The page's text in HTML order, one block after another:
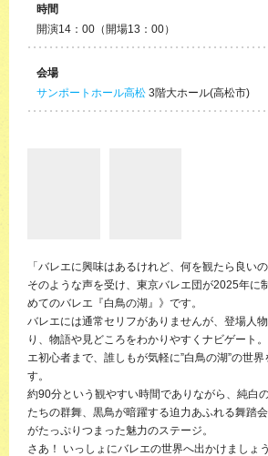
時間
開演14：00（開場13：00）
会場
サンポートホール高松 3階大ホール(高松市)
「バレエに興味はあるけれど、何を観たら良い
そのような声を受け、東京バレエ団が2025年に
めてのバレエ『白鳥の湖』》です。
バレエには通常セリフがありませんが、登場人
り、物語や見どころをわかりやすくナビゲート
エ初心者まで、誰しもが気軽に”白鳥の湖”の世
す。
約90分という観やすい時間でありながら、純白
たちの群舞、黒鳥が暗躍する迫力あふれる舞踏
がたっぷりつまった魅力のステージ。
さあ！ いっしょにバレエの世界へ出かけましょ